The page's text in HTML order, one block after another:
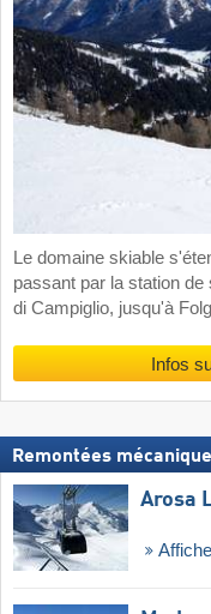
Le domaine skiable
passant par la station
di Campiglio, jusqu'à
Infos
Remontées
Arosa